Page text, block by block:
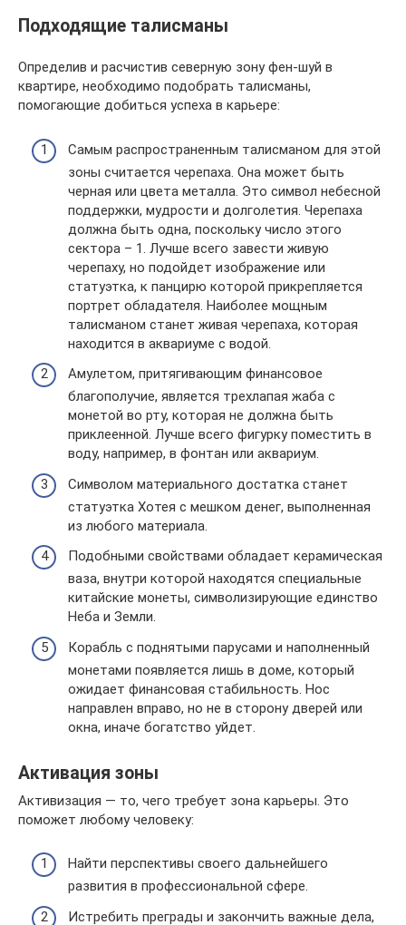
Подходящие талисманы
Определив и расчистив северную зону фен-шуй в
квартире, необходимо подобрать талисманы,
помогающие добиться успеха в карьере:
Самым распространенным талисманом для этой
зоны считается черепаха. Она может быть
черная или цвета металла. Это символ небесной
поддержки, мудрости и долголетия. Черепаха
должна быть одна, поскольку число этого
сектора – 1. Лучше всего завести живую
черепаху, но подойдет изображение или
статуэтка, к панцирю которой прикрепляется
портрет обладателя. Наиболее мощным
талисманом станет живая черепаха, которая
находится в аквариуме с водой.
Амулетом, притягивающим финансовое
благополучие, является трехлапая жаба с
монетой во рту, которая не должна быть
приклеенной. Лучше всего фигурку поместить в
воду, например, в фонтан или аквариум.
Символом материального достатка станет
статуэтка Хотея с мешком денег, выполненная
из любого материала.
Подобными свойствами обладает керамическая
ваза, внутри которой находятся специальные
китайские монеты, символизирующие единство
Неба и Земли.
Корабль с поднятыми парусами и наполненный
монетами появляется лишь в доме, который
ожидает финансовая стабильность. Нос
направлен вправо, но не в сторону дверей или
окна, иначе богатство уйдет.
Активация зоны
Активизация — то, чего требует зона карьеры. Это
поможет любому человеку:
Найти перспективы своего дальнейшего
развития в профессиональной сфере.
Истребить преграды и закончить важные дела,